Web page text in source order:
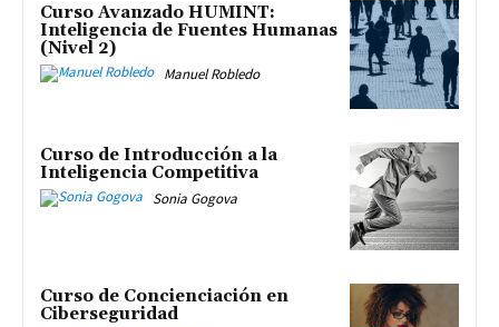
Curso Avanzado HUMINT:
Inteligencia de Fuentes Humanas
(Nivel 2)
Manuel Robledo
Curso de Introducción a la
Inteligencia Competitiva
Sonia Gogova
Curso de Concienciación en
Ciberseguridad